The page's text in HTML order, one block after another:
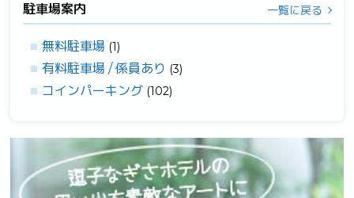
駐車場案内 一覧に戻る
無料駐車場 (1)
有料駐車場 / 係員あり (3)
コインパーキング (102)